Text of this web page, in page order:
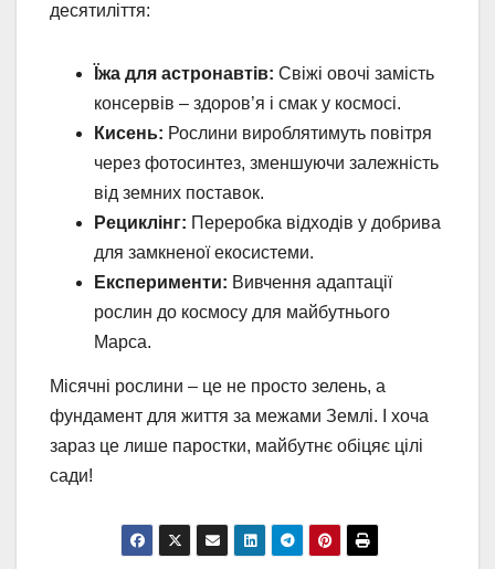
десятиліття:
Їжа для астронавтів: Свіжі овочі замість
консервів – здоров’я і смак у космосі.
Кисень: Рослини вироблятимуть повітря
через фотосинтез, зменшуючи залежність
від земних поставок.
Рециклінг: Переробка відходів у добрива
для замкненої екосистеми.
Експерименти: Вивчення адаптації
рослин до космосу для майбутнього
Марса.
Місячні рослини – це не просто зелень, а
фундамент для життя за межами Землі. І хоча
зараз це лише паростки, майбутнє обіцяє цілі
сади!